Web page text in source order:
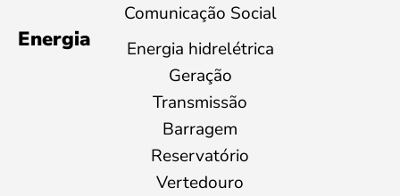
Comunicação Social
Energia
Energia hidrelétrica
Geração
Transmissão
Barragem
Reservatório
Vertedouro